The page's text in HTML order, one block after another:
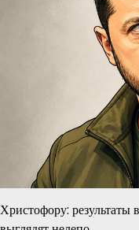
Христофору: результаты